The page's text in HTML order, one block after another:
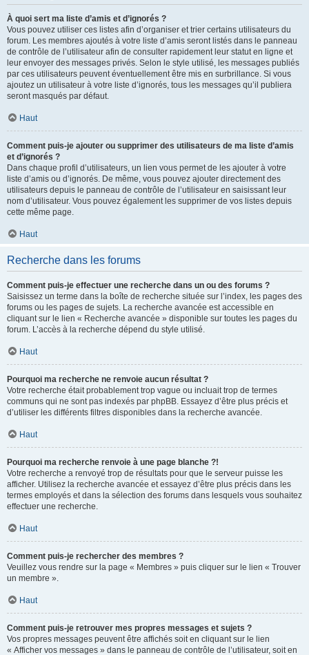
À quoi sert ma liste d’amis et d’ignorés ?
Vous pouvez utiliser ces listes afin d’organiser et trier certains utilisateurs du
forum. Les membres ajoutés à votre liste d’amis seront listés dans le panneau
de contrôle de l’utilisateur afin de consulter rapidement leur statut en ligne et
leur envoyer des messages privés. Selon le style utilisé, les messages publiés
par ces utilisateurs peuvent éventuellement être mis en surbrillance. Si vous
ajoutez un utilisateur à votre liste d’ignorés, tous les messages qu’il publiera
seront masqués par défaut.
Haut
Comment puis-je ajouter ou supprimer des utilisateurs de ma liste d’amis
et d’ignorés ?
Dans chaque profil d’utilisateurs, un lien vous permet de les ajouter à votre
liste d’amis ou d’ignorés. De même, vous pouvez ajouter directement des
utilisateurs depuis le panneau de contrôle de l’utilisateur en saisissant leur
nom d’utilisateur. Vous pouvez également les supprimer de vos listes depuis
cette même page.
Haut
Recherche dans les forums
Comment puis-je effectuer une recherche dans un ou des forums ?
Saisissez un terme dans la boîte de recherche située sur l’index, les pages des
forums ou les pages de sujets. La recherche avancée est accessible en
cliquant sur le lien « Recherche avancée » disponible sur toutes les pages du
forum. L’accès à la recherche dépend du style utilisé.
Haut
Pourquoi ma recherche ne renvoie aucun résultat ?
Votre recherche était probablement trop vague ou incluait trop de termes
communs qui ne sont pas indexés par phpBB. Essayez d’être plus précis et
d’utiliser les différents filtres disponibles dans la recherche avancée.
Haut
Pourquoi ma recherche renvoie à une page blanche ?!
Votre recherche a renvoyé trop de résultats pour que le serveur puisse les
afficher. Utilisez la recherche avancée et essayez d’être plus précis dans les
termes employés et dans la sélection des forums dans lesquels vous souhaitez
effectuer une recherche.
Haut
Comment puis-je rechercher des membres ?
Veuillez vous rendre sur la page « Membres » puis cliquer sur le lien « Trouver
un membre ».
Haut
Comment puis-je retrouver mes propres messages et sujets ?
Vos propres messages peuvent être affichés soit en cliquant sur le lien
« Afficher vos messages » dans le panneau de contrôle de l’utilisateur, soit en